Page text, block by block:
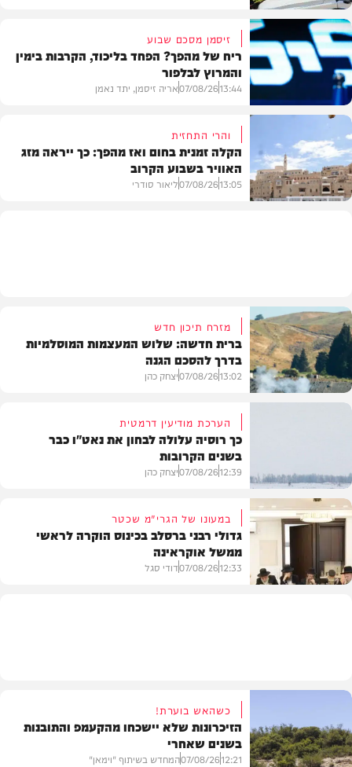
בארץ
פוליטי
זיסמן מסכם שבוע
ריח של מהפך? הפחד בליכוד, הקרבות בימין
והמרוץ לבלפור
13:44
07/08/26אריה זיסמן, יתד נאמן
והרי התחזית
הקלה זמנית בחום ואז מהפך: כך ייראה מזג
האוויר בשבוע הקרוב
13:05
07/08/26ליאור סודרי
מזרח תיכון חדש
ברית חדשה: שלוש המעצמות המוסלמיות
בדרך להסכם הגנה
13:02
07/08/26יצחק כהן
הערכת מודיעין דרמטית
כך רוסיה עלולה לבחון את נאט"ו כבר
בשנים הקרובות
12:39
07/08/26יצחק כהן
במעונו של הגרי"מ שכטר
גדולי רבני ברסלב בכינוס הוקרה לראשי
ממשל אוקראינה
12:33
07/08/26דודי סגל
כשהאש בוערת!
הזיכרונות שלא יישכחו מהקעמפ והתובנות
בשנים שאחרי
12:21
07/08/26המחדש בשיתוף "וימאן"